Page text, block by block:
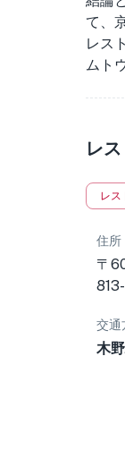
て、
レス
ムト
レ
レス
住所
〒
交通
木